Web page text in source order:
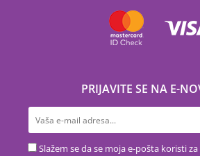
PRIJAVITE SE NA E-
Slažem se da se moja e-pošta koristi